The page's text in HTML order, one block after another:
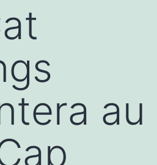
au